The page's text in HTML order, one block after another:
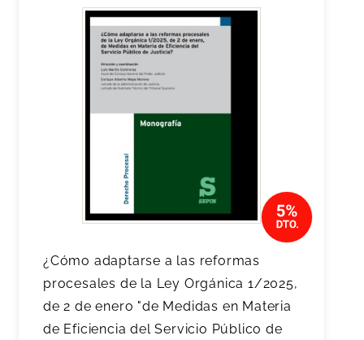
¿Cómo adaptarse a las reformas
procesales de la Ley Orgánica 1/2025,
de 2 de enero "de Medidas en Materia
de Eficiencia del Servicio Público de